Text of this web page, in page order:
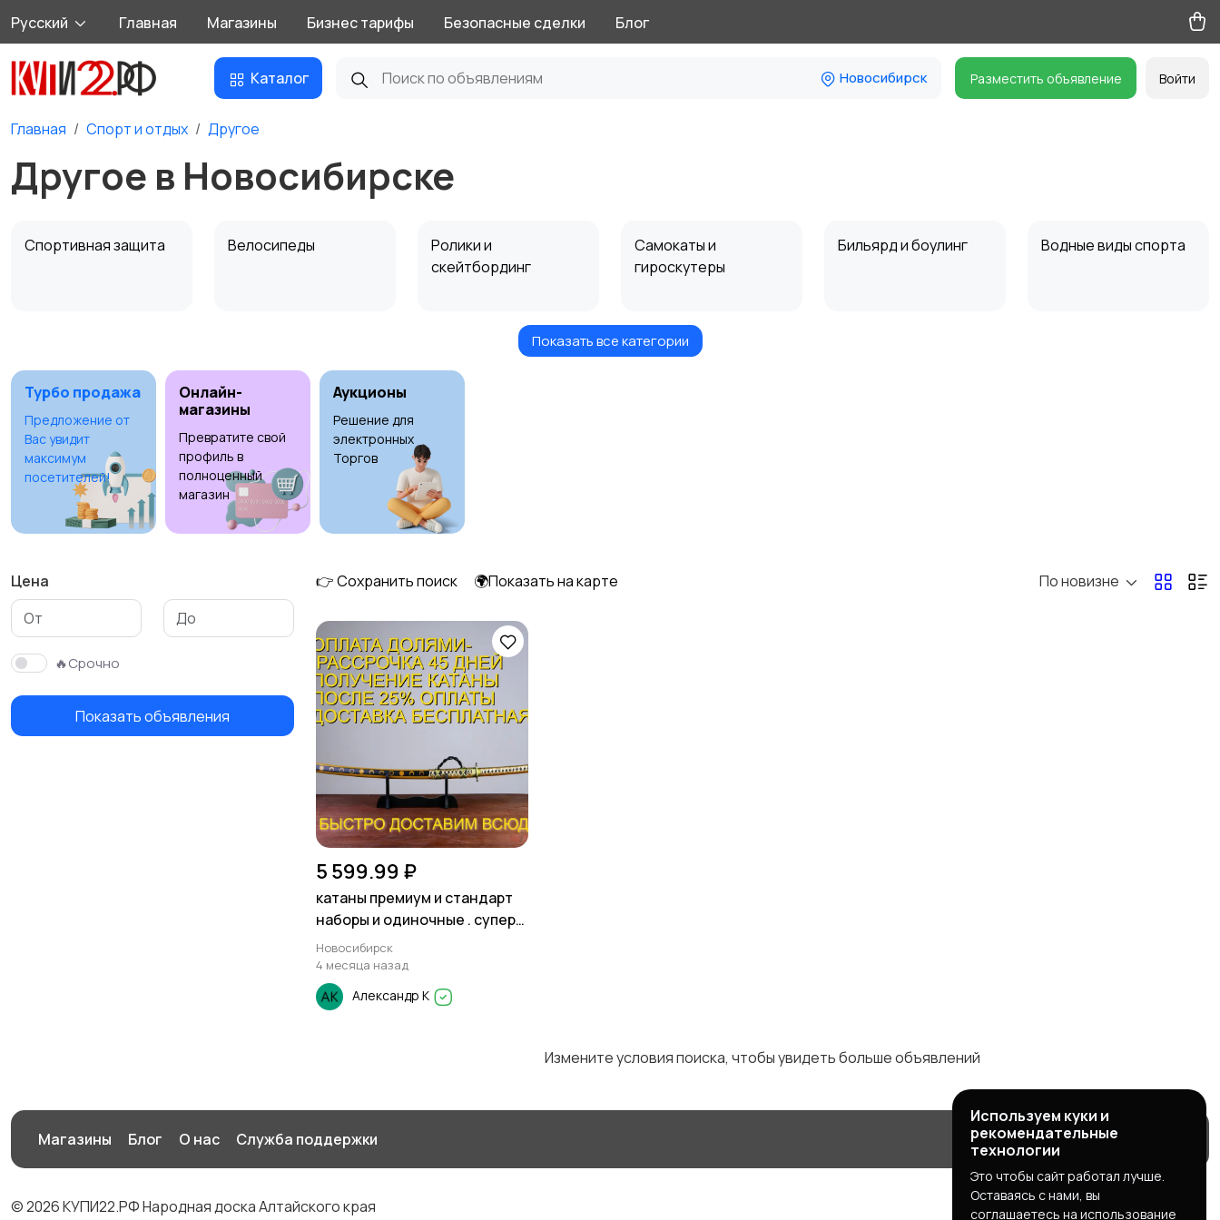
Русский Главная Магазины Бизнес тарифы Безопасные сделки Блог
Каталог Новосибирск Разместить объявление Войти
Главная Спорт и отдых Другое
Другое в Новосибирске
Спортивная защита Велосипеды
Ролики и
скейтбординг
Самокаты и
гироскутеры
Бильярд и боулинг Водные виды спорта
Игры с мячом Охота и рыбалка
Тренажеры и фитнес Спортивное питание
Показать все категории
Турбо продажа
Предложение от
Вас увидит
максимум
посетителей!
Онлайн-
магазины
Превратите свой
профиль в
полноценный
магазин
Аукционы
Решение для
электронных
Торгов
Цена
🔥Срочно
Показать объявления
👉 Сохранить поиск 🌍Показать на карте По новизне
5 599.99 ₽
катаны премиум и стандарт
наборы и одиночные . супер
качество
Новосибирск
4 месяца назад
Александр К
Измените условия поиска, чтобы увидеть больше объявлений
Магазины Блог О нас Служба поддержки
© 2026 КУПИ22.РФ Народная доска Алтайского края
Используем куки и
рекомендательные
технологии
Это чтобы сайт работал лучше.
Оставаясь с нами, вы
соглашаетесь на использование